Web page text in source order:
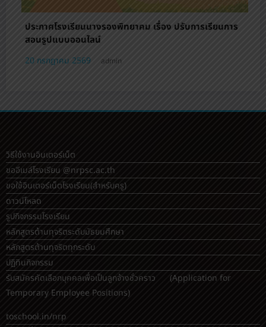
ขอใช้อินเตอร์เน็ตโรงเรียน(สำหรับครู)
หลักสูตรต้านทุจริตระดับมัธยมศึกษา
หลักสูตรต้านทุจริตทุกระดับ
ปฏิทินกิจกรรม
รับสมัครคัดเลือกบุคคลเพื่อเป็นลูกจ้างชั่วคราว (Application for
Temporary Employee Positions)
toschool.in/nrp
คู่มือเปลี่ยนรหัสผ่าน เลือกชุมนุม เลือกวิชาเลือก ใน toSchool
ระเบียบโรงเรียน
มุมเรียนรู้ด้วยตนเอง
eDOC-ระบบสารบรรณอิเล็กทรอนิกส์